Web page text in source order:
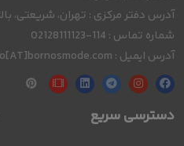
آدرس دفتر مرکزی : تهران، شریعتی،
شماره تماس : 114-02128111123
آدرس ایمیل : info[AT]bornosmode.com
دسترسی سریع